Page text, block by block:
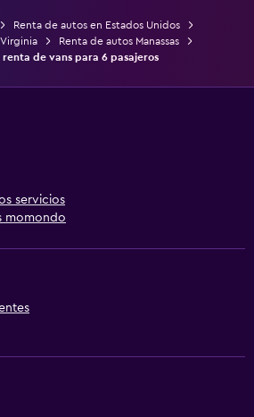
Renta de autos en Estados Unidos
Renta de autos Manassas
renta de vans para 6 pasajeros
servicios
momondo